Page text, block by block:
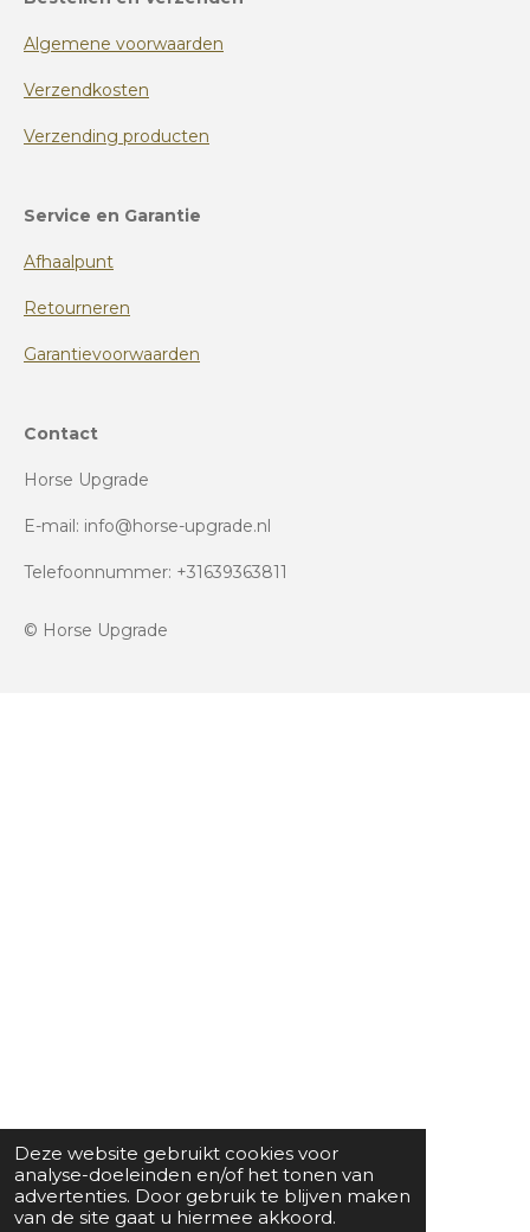
Deze website gebruikt cookies voor
analyse-doeleinden en/of het tonen van
advertenties. Door gebruik te blijven maken
van de site gaat u hiermee akkoord.
Algemene voorwaarden
Verzendkosten
Verzending producten
Service en Garantie
Afhaalpunt
Retourneren
Garantievoorwaarden
Contact
Horse Upgrade
E-mail: info@horse-upgrade.nl
Telefoonnummer: +31639363811
© Horse Upgrade